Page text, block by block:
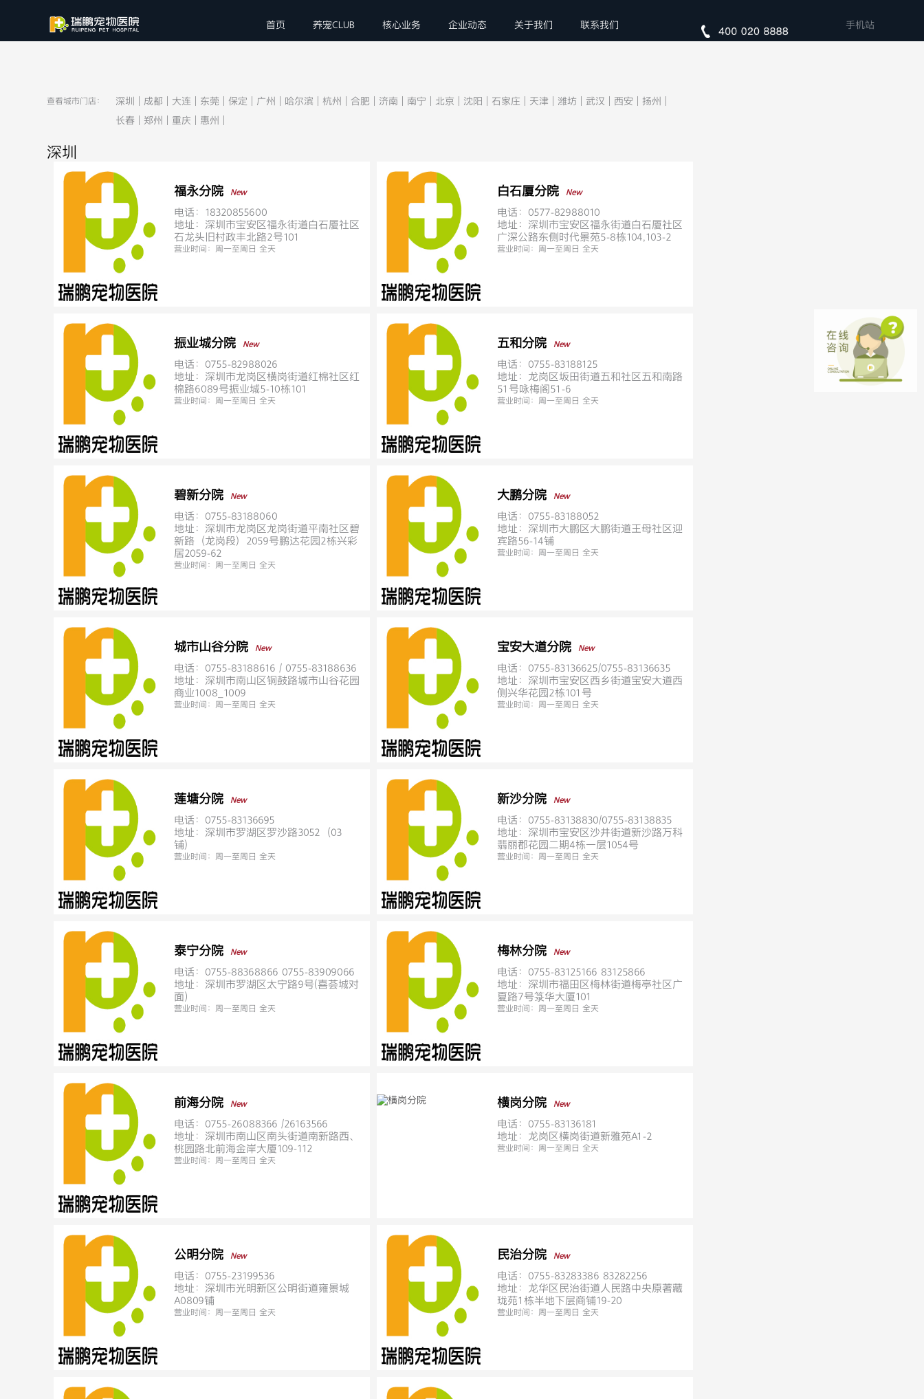
首页 养宠CLUB 核心业务 企业动态 关于我们 联系我们 手机站
查看城市门店： 深圳 成都 大连 东莞 保定 广州 哈尔滨 杭州 合肥 济南 南宁 北京 沈阳 石家庄 天津 潍坊 武汉 西安 扬州
长春
郑州 重庆 惠州
深圳
福永分院 New
电话：18320855600
地址：深圳市宝安区福永街道白石厦社区
石龙头旧村政丰北路2号101
营业时间： 周一至周日 全天
白石厦分院 New
电话：0577-82988010
地址：深圳市宝安区福永街道白石厦社区
广深公路东侧时代景苑5-8栋104,103-2
营业时间： 周一至周日 全天
振业城分院 New
电话：0755-82988026
地址：深圳市龙岗区横岗街道红棉社区红
棉路6089号振业城5-10栋101
营业时间： 周一至周日 全天
五和分院 New
电话：0755-83188125
地址：龙岗区坂田街道五和社区五和南路
51号咏梅阁51-6
营业时间： 周一至周日 全天
碧新分院 New
电话：0755-83188060
地址：深圳市龙岗区龙岗街道平南社区碧
新路（龙岗段）2059号鹏达花园2栋兴彩
居2059-62
营业时间： 周一至周日 全天
大鹏分院 New
电话：0755-83188052
地址：深圳市大鹏区大鹏街道王母社区迎
宾路56-14铺
营业时间： 周一至周日 全天
城市山谷分院 New
电话：0755-83188616 / 0755-83188636
地址：深圳市南山区铜鼓路城市山谷花园
商业1008_1009
营业时间： 周一至周日 全天
宝安大道分院 New
电话：0755-83136625/0755-83136635
地址：深圳市宝安区西乡街道宝安大道西
侧兴华花园2栋101号
营业时间： 周一至周日 全天
莲塘分院 New
电话：0755-83136695
地址：深圳市罗湖区罗沙路3052（03
铺）
营业时间： 周一至周日 全天
新沙分院 New
电话：0755-83138830/0755-83138835
地址：深圳市宝安区沙井街道新沙路万科
翡丽郡花园二期4栋一层1054号
营业时间： 周一至周日 全天
泰宁分院 New
电话：0755-88368866 0755-83909066
地址：深圳市罗湖区太宁路9号(喜荟城对
面)
营业时间： 周一至周日 全天
梅林分院 New
电话：0755-83125166 83125866
地址：深圳市福田区梅林街道梅亭社区广
夏路7号箓华大厦101
营业时间： 周一至周日 全天
前海分院 New
电话：0755-26088366 /26163566
地址：深圳市南山区南头街道南新路西、
桃园路北前海金岸大厦109-112
营业时间： 周一至周日 全天
横岗分院 New
电话：0755-83136181
地址：龙岗区横岗街道新雅苑A1-2
营业时间： 周一至周日 全天
公明分院 New
电话：0755-23199536
地址：深圳市光明新区公明街道雍景城
A0809铺
营业时间： 周一至周日 全天
民治分院 New
电话：0755-83283386 83282256
地址：龙华区民治街道人民路中央原著藏
珑苑1栋半地下层商铺19-20
营业时间： 周一至周日 全天